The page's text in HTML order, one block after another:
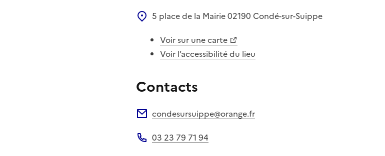
5 place de la Mairie02190 Condé-sur-Suippe
Voir sur une carte
Voir l’accessibilité du lieu
Contacts
condesursuippe@orange.fr
03 23 79 71 94